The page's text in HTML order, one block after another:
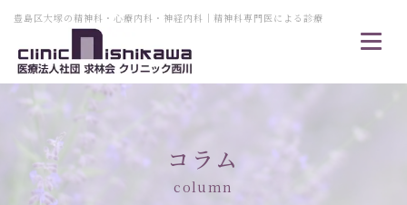
豊島区大塚の精神科・心療内科・神経内科｜精神科専門医による診療
コラム
column